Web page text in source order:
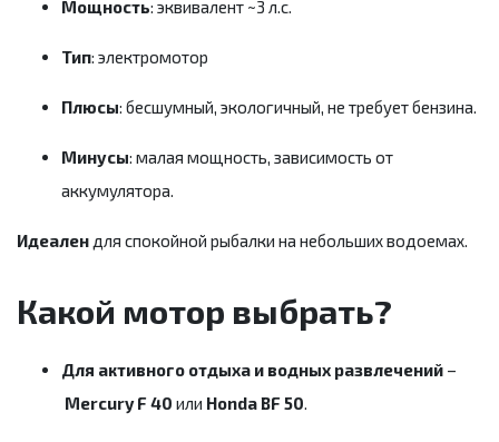
Мощность: эквивалент ~3 л.с.
Тип: электромотор
Плюсы: бесшумный, экологичный, не требует бензина.
Минусы: малая мощность, зависимость от
аккумулятора.
Идеален для спокойной рыбалки на небольших водоемах.
Какой мотор выбрать?
Для активного отдыха и водных развлечений –
Mercury F 40 или Honda BF 50.